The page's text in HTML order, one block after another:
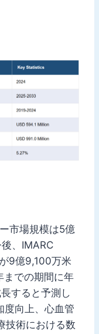
市場規模は5億
、IMARC
9億9,100万米
までの期間に年
すると予測し
度向上、心血管
技術における数